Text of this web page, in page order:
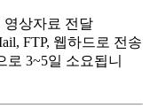
영상자료 전달
FTP, 웹하드로 전송
3~5일 소요됩니